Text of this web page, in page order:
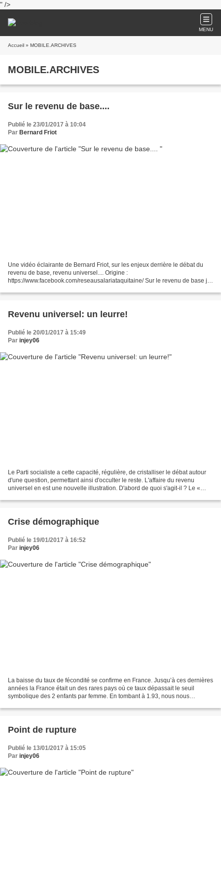
" />
MENU
Accueil » MOBILE.ARCHIVES
MOBILE.ARCHIVES
Sur le revenu de base....
Publié le 23/01/2017 à 10:04
Par Bernard Friot
Une vidéo éclairante de Bernard Friot, sur les enjeux derrière le débat du
revenu de base, revenu universel.... Origine :
https://www.facebook.com/reseausalariataquitaine/ Sur le revenu de base je
Revenu universel: un leurre!
Publié le 20/01/2017 à 15:49
Par injey06
Le Parti socialiste a cette capacité, régulière, de cristalliser le débat autour
d'une question, permettant ainsi d'occulter le reste. L'affaire du revenu
universel en est une nouvelle illustration. D'abord de quoi s'agit-il ? Le «
Crise démographique
Publié le 19/01/2017 à 16:52
Par injey06
La baisse du taux de fécondité se confirme en France. Jusqu’à ces dernières
années la France était un des rares pays où ce taux dépassait le seuil
symbolique des 2 enfants par femme. En tombant à 1.93, nous nous
Point de rupture
Publié le 13/01/2017 à 15:05
Par injey06